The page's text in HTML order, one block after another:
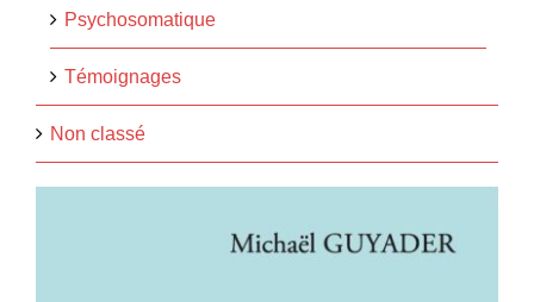
Psychosomatique
Témoignages
Non classé